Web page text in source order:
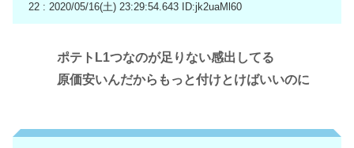
22 : 2020/05/16(土) 23:29:54.643 ID:jk2uaMl60
ポテトL1つなのが足りない感出してる
原価安いんだからもっと付けとけばいいのに